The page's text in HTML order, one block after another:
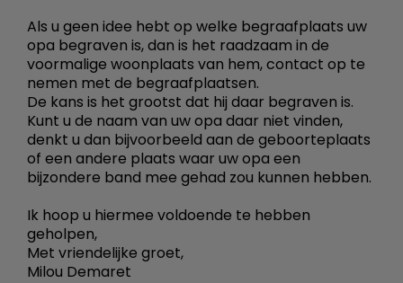
Als u geen idee hebt op welke begraafplaats uw
opa begraven is, dan is het raadzaam in de
voormalige woonplaats van hem, contact op te
nemen met de begraafplaatsen.
De kans is het grootst dat hij daar begraven is.
Kunt u de naam van uw opa daar niet vinden,
denkt u dan bijvoorbeeld aan de geboorteplaats
of een andere plaats waar uw opa een
bijzondere band mee gehad zou kunnen hebben.
Ik hoop u hiermee voldoende te hebben
geholpen,
Met vriendelijke groet,
Milou Demaret